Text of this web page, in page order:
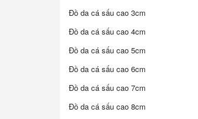
Đồ da cá sấu cao 3cm
Đồ da cá sấu cao 4cm
Đồ da cá sấu cao 5cm
Đồ da cá sấu cao 6cm
Đồ da cá sấu cao 7cm
Đồ da cá sấu cao 8cm